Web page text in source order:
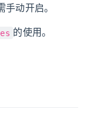
动开启。
的使用。